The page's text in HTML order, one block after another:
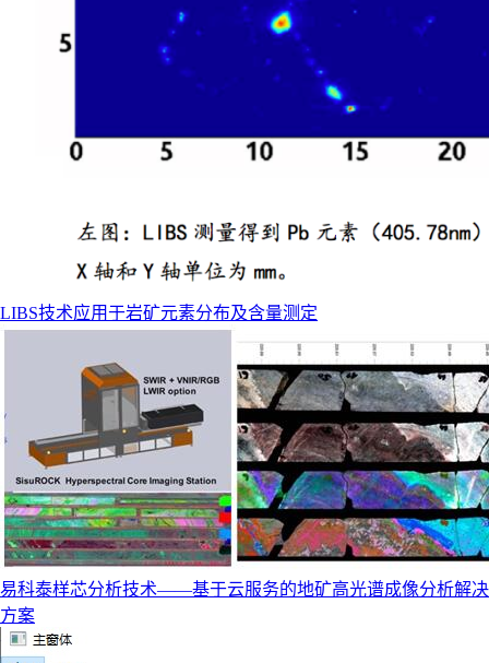
LIBS技术应用于岩矿元素分布及含量测定
易科泰样芯分析技术——基于云服务的地矿高光谱成像分析解决
方案